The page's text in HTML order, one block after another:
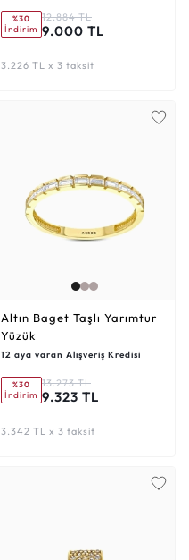
%30
İndirim
12.884 TL
9.000 TL
3.226 TL x 3 taksit
Altın Baget Taşlı Yarımtur
Yüzük
12 aya varan Alışveriş Kredisi
%30
İndirim
13.273 TL
9.323 TL
3.342 TL x 3 taksit